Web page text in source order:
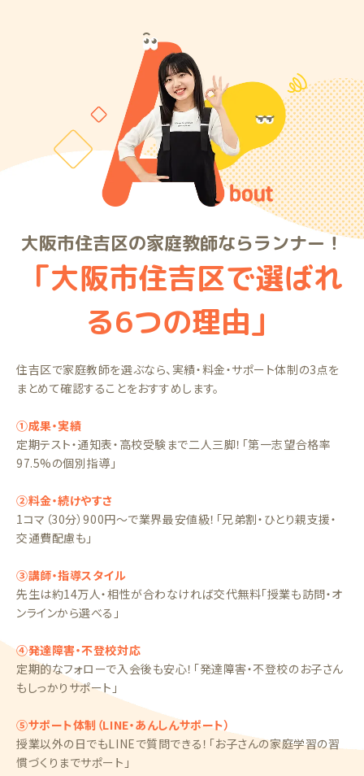
大阪市住吉区の家庭教師ならランナー！
「大阪市住吉区で選ばれ
る6つの理由」
住吉区で家庭教師を選ぶなら、実績・料金・サポート体制の3点を
まとめて確認することをおすすめします。
①成果・実績
定期テスト・通知表・高校受験まで二人三脚！「第一志望合格率
97.5%の個別指導」
②料金・続けやすさ
1コマ（30分）900円〜で業界最安値級！「兄弟割・ひとり親支援・
交通費配慮も」
③講師・指導スタイル
先生は約14万人・相性が合わなければ交代無料「授業も訪問・オ
ンラインから選べる」
④発達障害・不登校対応
定期的なフォローで入会後も安心！「発達障害・不登校のお子さん
もしっかりサポート」
⑤サポート体制（LINE・あんしんサポート）
授業以外の日でもLINEで質問できる！「お子さんの家庭学習の習
慣づくりまでサポート」